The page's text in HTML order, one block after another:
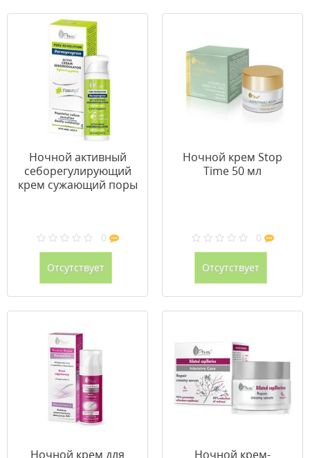
Ночной активный
себорегулирующий
крем сужающий поры
0
Отсутствует
Ночной крем Stop
Timе 50 мл
0
Отсутствует
Ночной крем для
Ночной крем-